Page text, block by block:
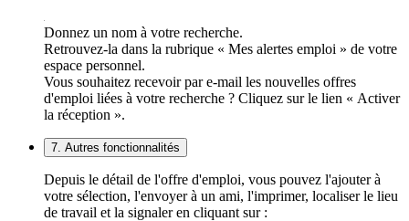
Donnez un nom à votre recherche.
Retrouvez-la dans la rubrique « Mes alertes emploi » de votre
espace personnel.
Vous souhaitez recevoir par e-mail les nouvelles offres
d'emploi liées à votre recherche ? Cliquez sur le lien « Activer
la réception ».
7. Autres fonctionnalités
Depuis le détail de l'offre d'emploi, vous pouvez l'ajouter à
votre sélection, l'envoyer à un ami, l'imprimer, localiser le lieu
de travail et la signaler en cliquant sur :